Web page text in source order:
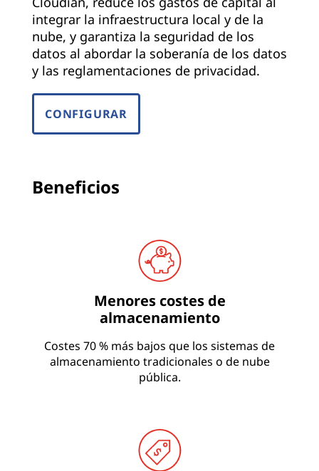
integrar la infraestructura local y de la
nube, y garantiza la seguridad de los
datos al abordar la soberanía de los datos
y las reglamentaciones de privacidad.
CONFIGURAR
Beneficios
Menores costes de
almacenamiento
Costes 70 % más bajos que los sistemas de
almacenamiento tradicionales o de nube
pública.